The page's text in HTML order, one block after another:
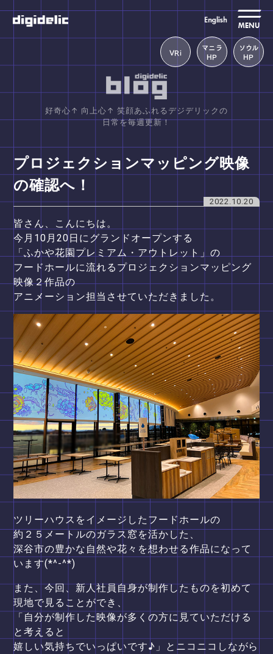
VRi
マニラ
HP
ソウル
HP
MENU
好奇心↑ 向上心↑ 笑顔あふれるデジデリックの
日常を毎週更新！
プロジェクションマッピング映像
の確認へ！
2022.10.20
皆さん、こんにちは。
今月10月20日にグランドオープンする
「ふかや花園プレミアム・アウトレット」の
フードホールに流れるプロジェクションマッピング
映像２作品の
アニメーション担当させていただきました。
ツリーハウスをイメージしたフードホールの
約２５メートルのガラス窓を活かした、
深谷市の豊かな自然や花々を想わせる作品になって
います(*^-^*)
また、今回、新人社員自身が制作したものを初めて
現地で見ることができ、
「自分が制作した映像が多くの方に見ていただける
と考えると
嬉しい気持ちでいっぱいです♪」とニコニコしながら